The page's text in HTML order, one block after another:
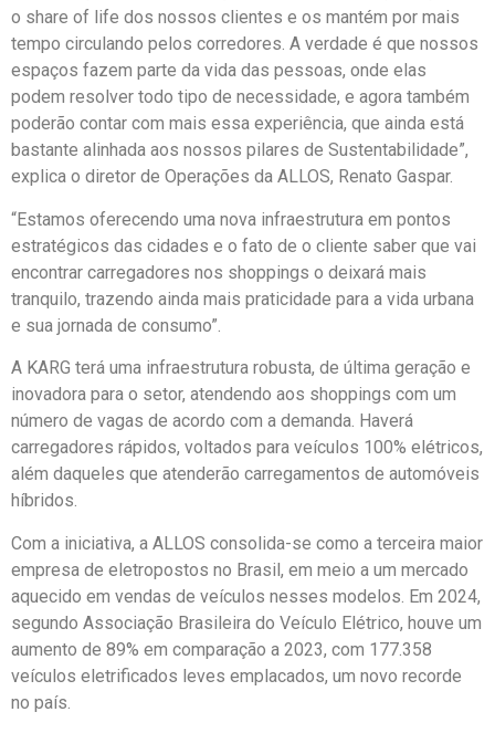
o share of life dos nossos clientes e os mantém por mais
tempo circulando pelos corredores. A verdade é que nossos
espaços fazem parte da vida das pessoas, onde elas
podem resolver todo tipo de necessidade, e agora também
poderão contar com mais essa experiência, que ainda está
bastante alinhada aos nossos pilares de Sustentabilidade”,
explica o diretor de Operações da ALLOS, Renato Gaspar.
“Estamos oferecendo uma nova infraestrutura em pontos
estratégicos das cidades e o fato de o cliente saber que vai
encontrar carregadores nos shoppings o deixará mais
tranquilo, trazendo ainda mais praticidade para a vida urbana
e sua jornada de consumo”.
A KARG terá uma infraestrutura robusta, de última geração e
inovadora para o setor, atendendo aos shoppings com um
número de vagas de acordo com a demanda. Haverá
carregadores rápidos, voltados para veículos 100% elétricos,
além daqueles que atenderão carregamentos de automóveis
híbridos.
Com a iniciativa, a ALLOS consolida-se como a terceira maior
empresa de eletropostos no Brasil, em meio a um mercado
aquecido em vendas de veículos nesses modelos. Em 2024,
segundo Associação Brasileira do Veículo Elétrico, houve um
aumento de 89% em comparação a 2023, com 177.358
veículos eletrificados leves emplacados, um novo recorde
no país.